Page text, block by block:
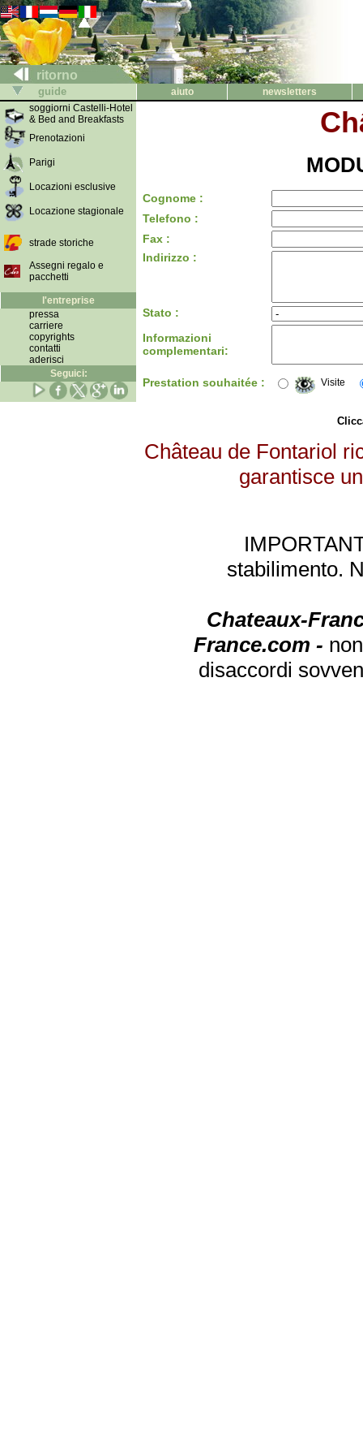
ritorno
guide aiuto
newsletters
soggiorni Castelli-Hotel
& Bed and Breakfasts
Prenotazioni
Parigi
Locazioni esclusive
Locazione stagionale
strade storiche
Assegni regalo e
pacchetti
l'entreprise
pressa
carriere
copyrights
contatti
aderisci
Seguici:
Cognome :
Telefono :
Fax :
Indirizzo :
Stato :
Informazioni
complementari:
Prestation souhaitée : Visite
Château de Fontariol
garantisce
stabilimento.
Chateaux-
France.com -
disaccordi